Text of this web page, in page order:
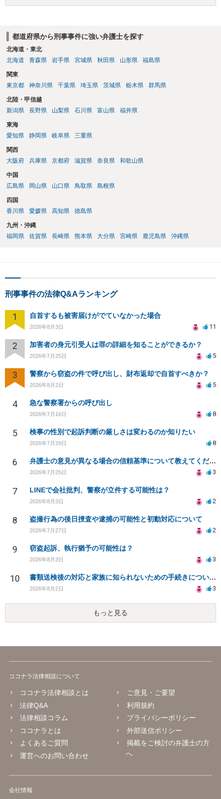
都道府県から刑事事件に強い弁護士を探す
北海道・東北
北海道
青森県 岩手県 宮城県 秋田県 山形県 福島県
関東
東京都
神奈川県 千葉県 埼玉県 茨城県 栃木県 群馬県
北陸・甲信越
新潟県
長野県 山梨県 石川県 富山県 福井県
東海
愛知県
静岡県 岐阜県 三重県
関西
大阪府
兵庫県 京都府 滋賀県 奈良県 和歌山県
中国
広島県
岡山県 山口県 鳥取県 島根県
四国
香川県
愛媛県 高知県 徳島県
九州・沖縄
福岡県
佐賀県 長崎県 熊本県 大分県 宮崎県 鹿児島県 沖縄県
刑事事件の法律Q&Aランキング
1 自首するも被害届けがでていなかった場合
2026年8月3日 11
2 加害者の身元引受人は罪の詳細を知ることができるか？
2026年7月25日 5
3 警察から窃盗の件で呼び出し、財布返却で自首すべきか？
2026年8月2日 5
4 急な警察署からの呼び出し
2026年7月16日 8
5 検事の性別で起訴判断の厳しさは変わるのか知りたい
2026年7月29日 8
6 弁護士の意見が異なる場合の信頼基準について教えてください
2026年7月25日 3
7 LINEで会社批判、警察が立件する可能性は？
2026年8月3日 2
8 盗撮行為の後日捜査や逮捕の可能性と初動対応について
2026年7月27日 2
9 窃盗起訴、執行猶予の可能性は？
2026年8月3日 3
10 書類送検後の対応と家族に知られないための手続きについて相談
2026年8月2日 3
もっと見る
ココナラ法律相談について
ココナラ法律相談とは
法律Q&A
法律相談コラム
ココナラとは
よくあるご質問
運営へのお問い合わせ
ご意見・ご要望
利用規約
プライバシーポリシー
外部送信ポリシー
掲載をご検討の弁護士の方
へ
会社情報